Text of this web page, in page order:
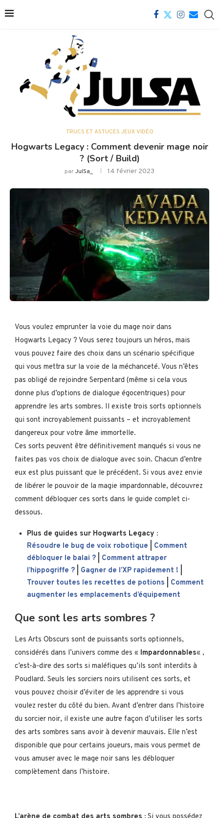
TRUCS ET ASTUCES JEUX VIDÉO
Hogwarts Legacy : Comment devenir mage noir
? (Sort / Build)
parJulSa_ 14 février 2023
Vous voulez emprunter la voie du mage noir dans
Hogwarts Legacy ? Vous serez toujours un héros, mais
vous pouvez faire des choix dans un scénario spécifique
qui vous mettra sur la voie de la méchanceté. Vous n’êtes
pas obligé de rejoindre Serpentard (même si cela vous
donne plus d’options de dialogue égocentriques) pour
apprendre les arts sombres. Il existe trois sorts optionnels
qui sont incroyablement puissants – et incroyablement
dangereux pour votre âme immortelle.
Ces sorts peuvent être définitivement manqués si vous ne
faites pas vos choix de dialogue avec soin. Chacun d’entre
eux est plus puissant que le précédent. Si vous avez envie
de libérer le pouvoir de la magie impardonnable, découvrez
comment débloquer ces sorts dans le guide complet ci-
dessous.
Plus de guides sur Hogwarts Legacy :
Résoudre le bug de voix robotique
Comment
débloquer le balai ?
Comment attraper
l’hippogriffe ?
Gagner de l’XP rapidement !
Trouver toutes les recettes de potions
Comment
augmenter les emplacements d’équipement
Que sont les arts sombres ?
Les Arts Obscurs sont de puissants sorts optionnels,
considérés dans l’univers comme des « Impardonnables« ,
c’est-à-dire des sorts si maléfiques qu’ils sont interdits à
Poudlard. Seuls les sorciers noirs utilisent ces sorts, et
vous pouvez choisir d’éviter de les apprendre si vous
voulez rester du côté du bien. Avant d’entrer dans l’histoire
du sorcier noir, il existe une autre façon d’utiliser les sorts
des arts sombres sans avoir à devenir mauvais. Elle n’est
disponible que pour certains joueurs, mais vous permet de
vous amuser avec le mage noir sans les débloquer
complètement dans l’histoire.